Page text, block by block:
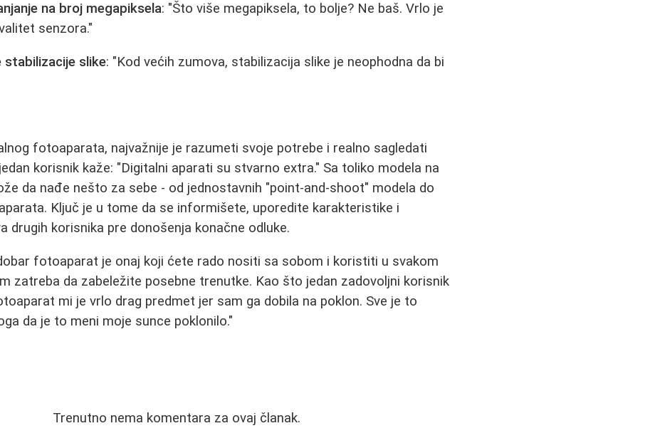
na broj megapiksela: "Što više megapiksela, to bolje? Ne baš. Vrlo je
senzora."
stabilizacije slike: "Kod većih zumova, stabilizacija slike je neophodna da bi
fotoaparata, najvažnije je razumeti svoje potrebe i realno sagledati
korisnik kaže: "Digitalni aparati su stvarno extra." Sa toliko modela na
da nađe nešto za sebe - od jednostavnih "point-and-shoot" modela do
Ključ je u tome da se informišete, uporedite karakteristike i
drugih korisnika pre donošenja konačne odluke.
fotoaparat je onaj koji ćete rado nositi sa sobom i koristiti u svakom
zatreba da zabeležite posebne trenutke. Kao što jedan zadovoljni korisnik
mi je vrlo drag predmet jer sam ga dobila na poklon. Sve je to
da je to meni moje sunce poklonilo."
Trenutno nema komentara za ovaj članak.